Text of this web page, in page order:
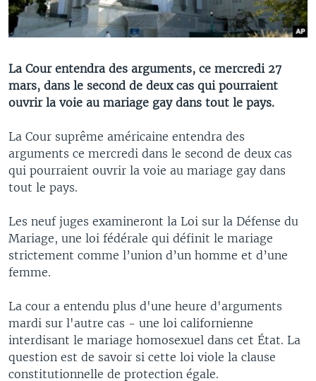
La Cour entendra des arguments, ce mercredi 27
mars, dans le second de deux cas qui pourraient
ouvrir la voie au mariage gay dans tout le pays.
La Cour suprême américaine entendra des
arguments ce mercredi dans le second de deux cas
qui pourraient ouvrir la voie au mariage gay dans
tout le pays.
Les neuf juges examineront la Loi sur la Défense du
Mariage, une loi fédérale qui définit le mariage
strictement comme l’union d’un homme et d’une
femme.
La cour a entendu plus d'une heure d'arguments
mardi sur l'autre cas - une loi californienne
interdisant le mariage homosexuel dans cet État. La
question est de savoir si cette loi viole la clause
constitutionnelle de protection égale.